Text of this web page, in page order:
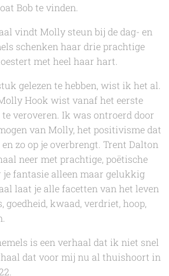
Bob te vinden.
vindt Molly steun bij de dag- en
schenken haar drie prachtige
met heel haar hart.
gelezen te hebben, wist ik het al.
Hook wist vanaf het eerste
veroveren. Ik was ontroerd door
van Molly, het positivisme dat
zo op je overbrengt. Trent Dalton
neer met prachtige, poëtische
fantasie alleen maar gelukkig
laat je alle facetten van het leven
goedheid, kwaad, verdriet, hoop,
is een verhaal dat ik niet snel
dat voor mij nu al thuishoort in